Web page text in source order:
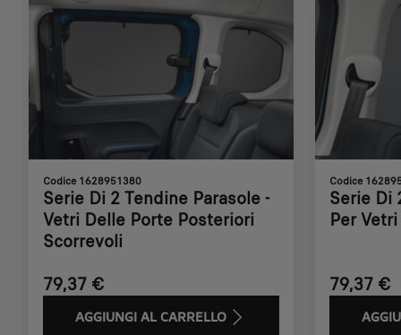
t
Codice 1628951380
Serie Di 2 Tendine Parasole -
Vetri Delle Porte Posteriori
Scorrevoli
79,37 €
AGGIUNGI AL CARRELLO
Codice
Serie Di
Per
79,37 €